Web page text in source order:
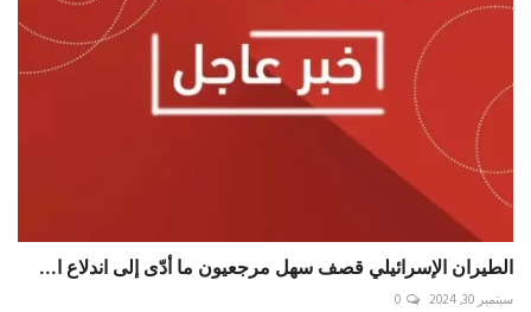
الطيران الإسرائيلي قصف سهل مرجعيون ما أدّى إلى اندلاع ا...
سبتمبر 30, 2024 0